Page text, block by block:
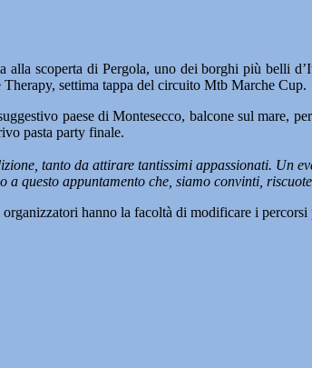
scoperta di Pergola, uno dei borghi più belli
Therapy, settima tappa del circuito Mtb Marche Cup.
paese di Montesecco, balcone sul mare,
pasta party finale.
tanto da attirare tantissimi appassionati. Un
questo appuntamento che, siamo convinti,
hanno la facoltà di modificare i percorsi